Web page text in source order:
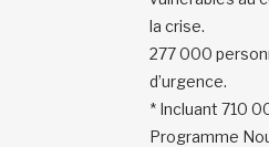
la crise.
277 000
d’urgence.
* Incluant 710
Programme